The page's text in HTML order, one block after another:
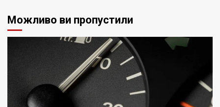
Можливо ви пропустили